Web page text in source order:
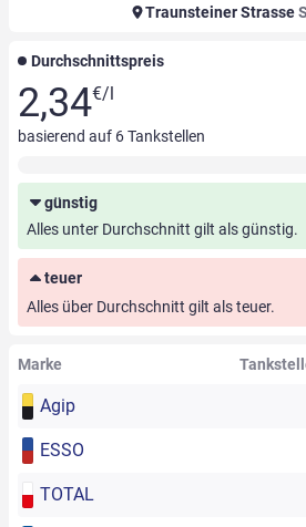
Traunsteiner Strasse
Durchschnittspreis
2,34€/l
basierend auf 6Tankstellen
günstig
Alles unter Durchschnitt gilt als günstig.
teuer
Alles über Durchschnitt gilt als teuer.
Marke
Agip
ESSO
TOTAL